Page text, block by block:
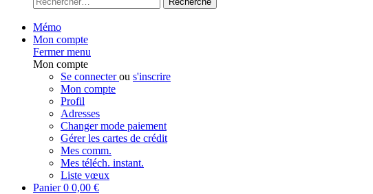
Mémo
Mon compte
Fermer menu
Mon compte
Se connecterou s'inscrire
Mon compte
Profil
Adresses
Changer mode paiement
Gérer les cartes de crédit
Mes comm.
Mes téléch. instant.
Liste vœux
Panier0 0,00 €